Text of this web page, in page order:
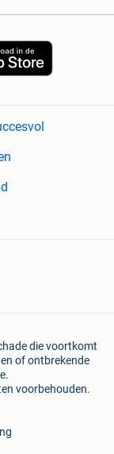
die voortkomt
of ontbrekende
voorbehouden.